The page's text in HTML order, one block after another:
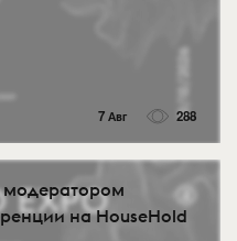
7 Авг 288
модератором
на HouseHold